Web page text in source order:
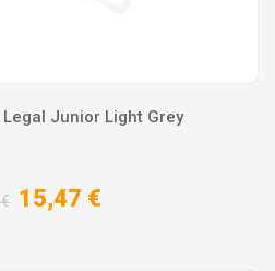
Legal Junior Light Grey
15,47 €